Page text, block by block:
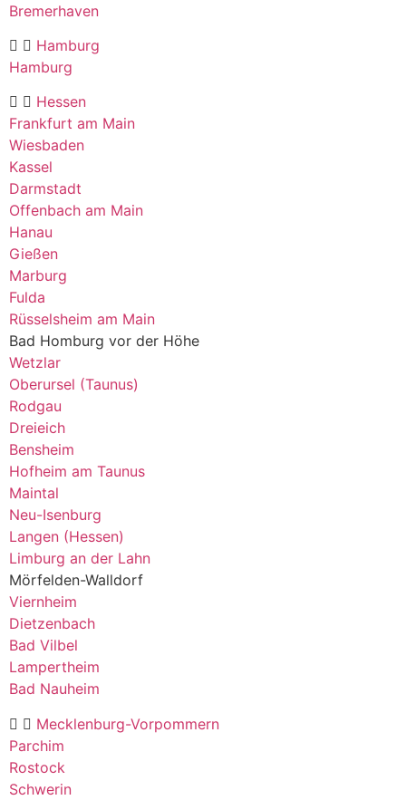
Bremerhaven
Hamburg
Hamburg
Hessen
Frankfurt am Main
Wiesbaden
Kassel
Darmstadt
Offenbach am Main
Hanau
Gießen
Marburg
Fulda
Rüsselsheim am Main
Bad Homburg vor der Höhe
Wetzlar
Oberursel (Taunus)
Rodgau
Dreieich
Bensheim
Hofheim am Taunus
Maintal
Neu-Isenburg
Langen (Hessen)
Limburg an der Lahn
Mörfelden-Walldorf
Viernheim
Dietzenbach
Bad Vilbel
Lampertheim
Bad Nauheim
Mecklenburg-Vorpommern
Parchim
Rostock
Schwerin